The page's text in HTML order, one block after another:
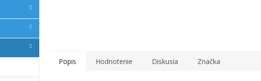
Popis Hodnotenie Diskusia Značka